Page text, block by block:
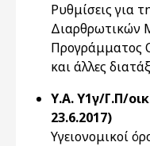
Ρυθμίσεις για
Διαρθρωτικών
Προγράμματος
και άλλες
Υ.Α. Υ1γ/Γ.Π/
23.6.2017)
Υγειονομικοί